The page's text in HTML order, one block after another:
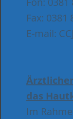
Fax: 0381
E-mail:
das
Im